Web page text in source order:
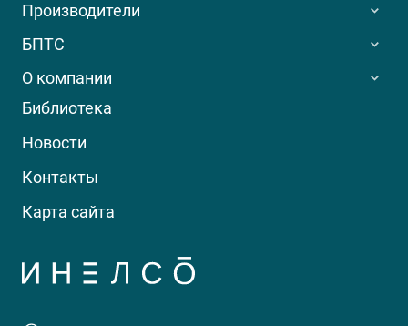
Производители
БПТС
О компании
Библиотека
Новости
Контакты
Карта сайта